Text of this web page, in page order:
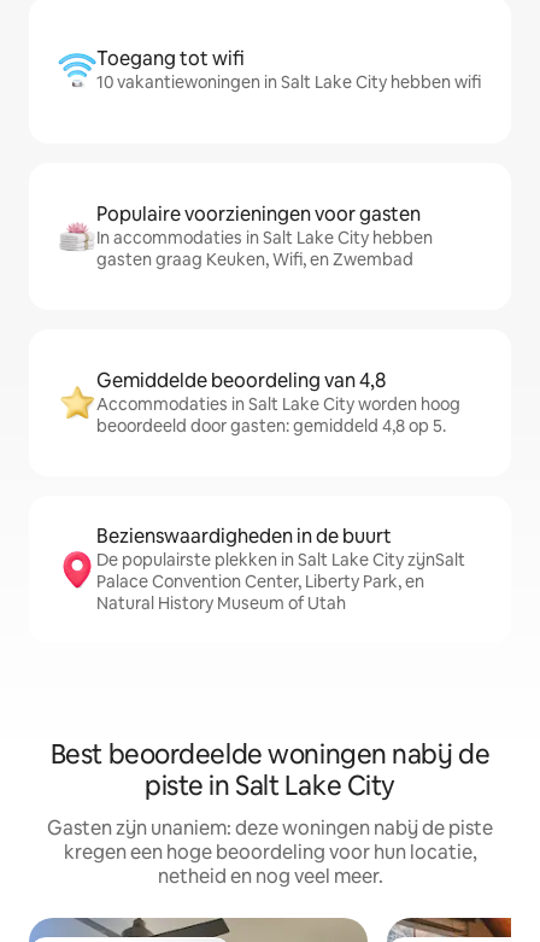
Toegang tot wifi
10 vakantiewoningen in Salt Lake City hebben wifi
Populaire voorzieningen voor gasten
In accommodaties in Salt Lake City hebben
gasten graag Keuken, Wifi, en Zwembad
Gemiddelde beoordeling van 4,8
Accommodaties in Salt Lake City worden hoog
beoordeeld door gasten: gemiddeld 4,8 op 5.
Bezienswaardigheden in de buurt
De populairste plekken in Salt Lake City zijnSalt
Palace Convention Center, Liberty Park, en
Natural History Museum of Utah
Best beoordeelde woningen nabij de
piste in Salt Lake City
Gasten zijn unaniem: deze woningen nabij de piste
kregen een hoge beoordeling voor hun locatie,
netheid en nog veel meer.